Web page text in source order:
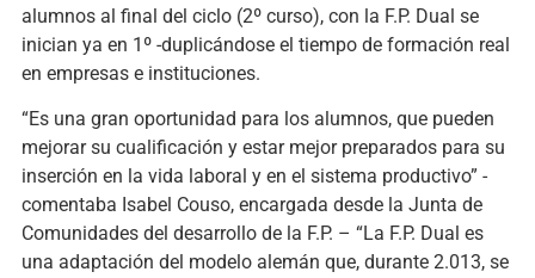
alumnos al final del ciclo (2º curso), con la F.P. Dual se
inician ya en 1º -duplicándose el tiempo de formación real
en empresas e instituciones.
“Es una gran oportunidad para los alumnos, que pueden
mejorar su cualificación y estar mejor preparados para su
inserción en la vida laboral y en el sistema productivo” -
comentaba Isabel Couso, encargada desde la Junta de
Comunidades del desarrollo de la F.P. – “La F.P. Dual es
una adaptación del modelo alemán que, durante 2.013, se